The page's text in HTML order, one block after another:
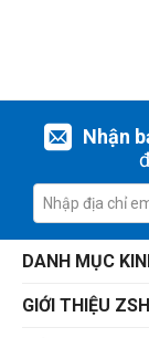
Nhận
DANH MỤC
GIỚI THIỆU